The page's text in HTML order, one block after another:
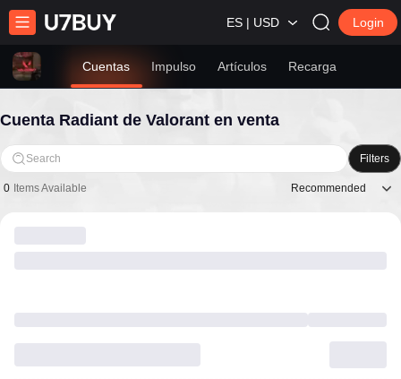
ES | USD Login
Cuentas Impulso Artículos Recarga
Cuenta Radiant de Valorant en venta
Search Filters
0 Items Available Recommended